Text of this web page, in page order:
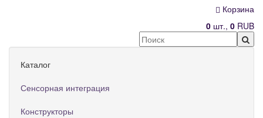
Корзина
0 шт., 0 RUB
Каталог
Сенсорная интеграция
Конструкторы